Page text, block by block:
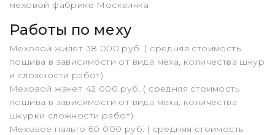
меховой фабрике Москвичка
Работы по меху
Меховой жилет 38 000 руб. ( средняя стоимость
пошива в зависимости от вида меха, количества шкур
и сложности работ)
Меховой жакет 42 000 руб. ( средняя стоимость
пошива в зависимости от вида меха, количества
шкурки сложности работ)
Меховое пальто 60 000 руб. ( средняя стоимость